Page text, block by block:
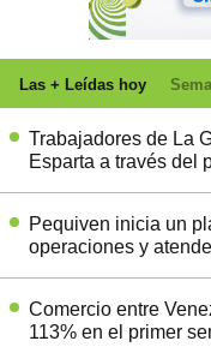
Las + Leídas hoy
Trabajadores de La
Esparta a través del
Pequiven inicia un
operaciones y
Comercio entre
113% en el primer